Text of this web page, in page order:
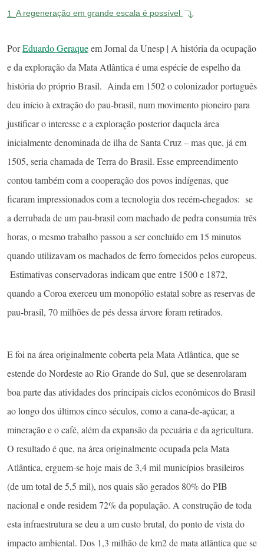
1. A regeneração em grande escala é possível
PorEduardo Geraqueem Jornal da Unesp | A história da ocupação
e da exploração da Mata Atlântica é uma espécie de espelho da
história do próprio Brasil. Ainda em 1502 o colonizador português
deu início à extração do pau-brasil, num movimento pioneiro para
justificar o interesse e a exploração posterior daquela área
inicialmente denominada de ilha de Santa Cruz – mas que, já em
1505, seria chamada de Terra do Brasil. Esse empreendimento
contou também com a cooperação dos povos indígenas, que
ficaram impressionados com a tecnologia dos recém-chegados: se
a derrubada de um pau-brasil com machado de pedra consumia três
horas, o mesmo trabalho passou a ser concluído em 15 minutos
quando utilizavam os machados de ferro fornecidos pelos europeus.
Estimativas conservadoras indicam que entre 1500 e 1872,
quando a Coroa exerceu um monopólio estatal sobre as reservas de
pau-brasil, 70 milhões de pés dessa árvore foram retirados.
E foi na área originalmente coberta pela Mata Atlântica, que se
estende do Nordeste ao Rio Grande do Sul, que se desenrolaram
boa parte das atividades dos principais ciclos econômicos do Brasil
ao longo dos últimos cinco séculos, como a cana-de-açúcar, a
mineração e o café, além da expansão da pecuária e da agricultura.
O resultado é que, na área originalmente ocupada pela Mata
Atlântica, erguem-se hoje mais de 3,4 mil municípios brasileiros
(de um total de 5,5 mil), nos quais são gerados 80% do PIB
nacional e onde residem 72% da população. A construção de toda
esta infraestrutura se deu a um custo brutal, do ponto de vista do
impacto ambiental. Dos 1,3 milhão de km2 de mata atlântica que se